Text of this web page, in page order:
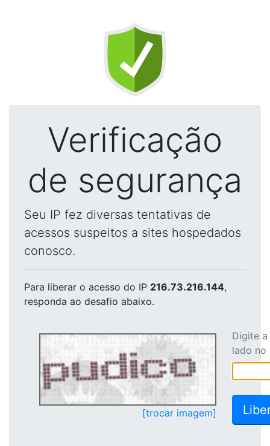
Verificação
de segurança
Seu IP fez diversas tentativas de
acessos suspeitos a sites hospedados
conosco.
Para liberar o acesso do IP 216.73.216.144,
responda ao desafio abaixo.
[trocar imagem]
Digite
lado no